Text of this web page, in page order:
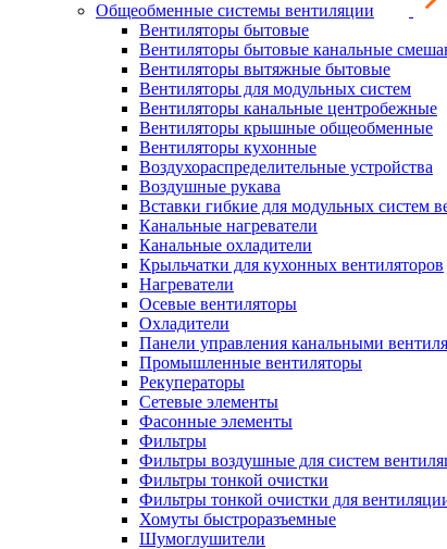
Общеобменные системы вентиляции
Вентиляторы бытовые
Вентиляторы бытовые канальные
Вентиляторы вытяжные бытовые
Вентиляторы для модульных систем
Вентиляторы канальные центробежные
Вентиляторы крышные общеобменные
Вентиляторы кухонные
Воздухораспределительные устройства
Воздушные рукава
Вставки гибкие для модульных систем
Канальные нагреватели
Канальные охладители
Крыльчатки для кухонных вентиляторов
Нагреватели
Осевые вентиляторы
Охладители
Панели управления канальными
Промышленные вентиляторы
Рекуператоры
Сетевые элементы
Фасонные элементы
Фильтры
Фильтры воздушные для систем
Фильтры тонкой очистки
Фильтры тонкой очистки для
Хомуты быстроразъемные
Шумоглушители